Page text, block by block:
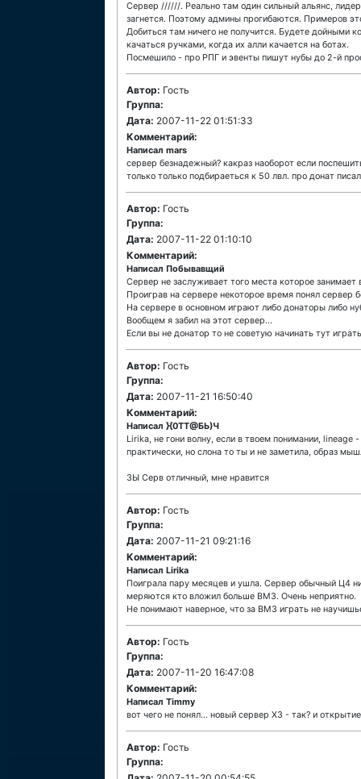
Сервер //////. Реально там один сильный альянс,
загнется. Поэтому админы прогибаются. Примеров
Добиться там ничего не получится. Будете дойными
качаться ручками, когда их алли качается на ботах.
Посмешило - про РПГ и эвенты пишут нубы до 2-й
Автор: Гость
Группа:
Дата: 2007-11-22 01:51:33
Комментарий:
Написал mars
сервер безнадежный? какраз наоборот если
только только подбираеться к 50 лвл. про донат
Автор: Гость
Группа:
Дата: 2007-11-22 01:10:10
Комментарий:
Написал Побывавщий
Сервер не заслуживает того места которое занимает
Проиграв на сервере некоторое время понял сервер
На сервере в основном играют либо донаторы либо
Вообщем я забил на этот сервер...
Если вы не донатор то не советую начинать тут
Автор: Гость
Группа:
Дата: 2007-11-21 16:50:40
Комментарий:
Написал }{0TT@БЬ)Ч
Lirika, не гони волну, если в твоем понимании, lineage
практически, но слона то ты и не заметила, образ
ЗЫ Серв отличный, мне нравится
Автор: Гость
Группа:
Дата: 2007-11-21 09:21:16
Комментарий:
Написал Lirika
Поиграла пару месяцев и ушла. Сервер обычный Ц4
меряются кто вложил больше ВМЗ. Очень неприятно.
Не понимают наверное, что за ВМЗ играть не
Автор: Гость
Группа:
Дата: 2007-11-20 16:47:08
Комментарий:
Написал Timmy
вот чего не понял... новый сервер Х3 - так? и
Автор: Гость
Группа: